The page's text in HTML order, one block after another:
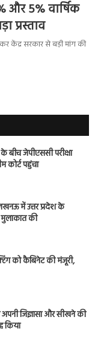
5% वार्षिक
प्रस्ताव
केंद्र सरकार से बड़ी मांग की
बीच जेपीएससी परीक्षा
कोर्ट पहुंचा
में उत्तर प्रदेश के
की
को कैबिनेट की मंजूरी,
से अपनी जिज्ञासा और सीखने की
किया